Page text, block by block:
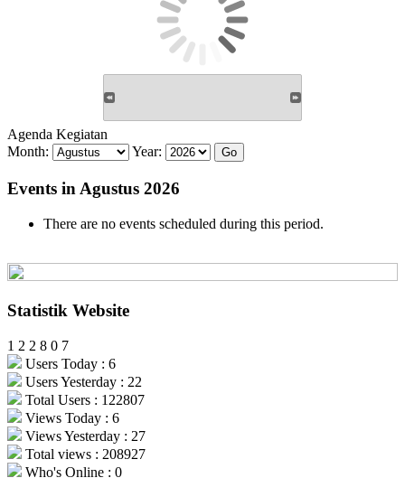
Agenda Kegiatan
Month:
Year:
Events in Agustus 2026
There are no events scheduled during this period.
Statistik Website
1 2 2 8 0 7
Users Today : 6
Users Yesterday : 22
Total Users : 122807
Views Today : 6
Views Yesterday : 27
Total views : 208927
Who's Online : 0